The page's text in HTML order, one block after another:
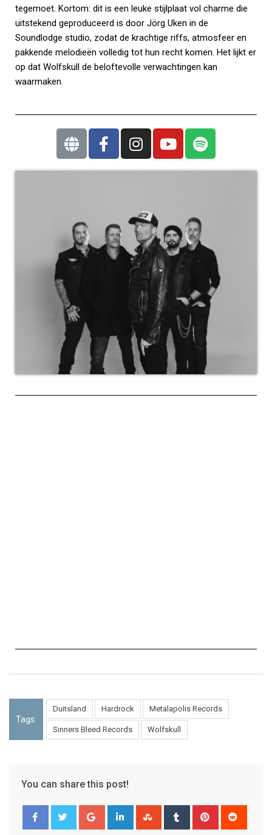
tegemoet. Kortom: dit is een leuke stijlplaat vol charme die
uitstekend geproduceerd is door Jörg Uken in de
Soundlodge studio, zodat de krachtige riffs, atmosfeer en
pakkende melodieën volledig tot hun recht komen. Het lijkt er
op dat Wolfskull de beloftevolle verwachtingen kan
waarmaken.
Tags:
Duitsland Hardrock Metalapolis Records
Sinners Bleed Records Wolfskull
You can share this post!